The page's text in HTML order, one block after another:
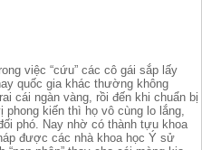
việc “cứu” các cô gái sắp lấy
quốc gia khác thường không
cái ngàn vàng, rồi đến khi chuẩn bị
phong kiến thì họ vô cùng lo lắng,
phó. Nay nhờ có thành tựu khoa
được các nhà khoa học Ý sử